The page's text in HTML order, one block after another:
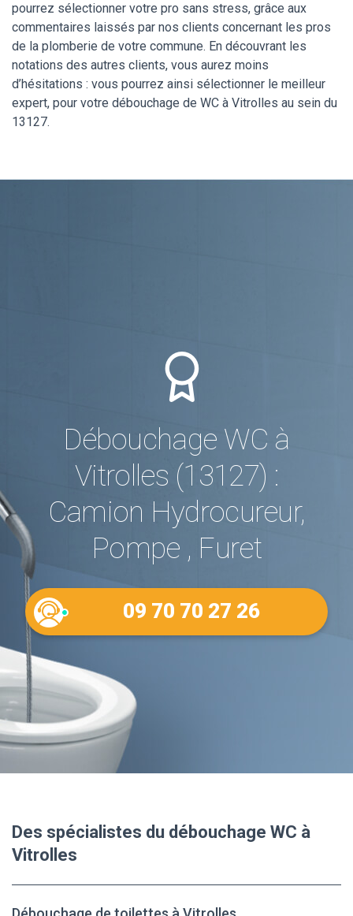
pourrez sélectionner votre pro sans stress, grâce aux
commentaires laissés par nos clients concernant les pros
de la plomberie de votre commune. En découvrant les
notations des autres clients, vous aurez moins
d’hésitations : vous pourrez ainsi sélectionner le meilleur
expert, pour votre débouchage de WC à Vitrolles au sein du
13127.
Débouchage WC à
Vitrolles (13127) :
Camion Hydrocureur,
Pompe , Furet
09 70 70 27 26
Des spécialistes du débouchage WC à
Vitrolles